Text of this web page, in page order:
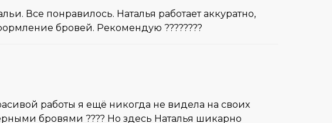
Все понравилось. Наталья работает аккуратно,
бровей. Рекомендую ????????
работы я ещё никогда не видела на своих
бровями ???? Но здесь Наталья шикарно